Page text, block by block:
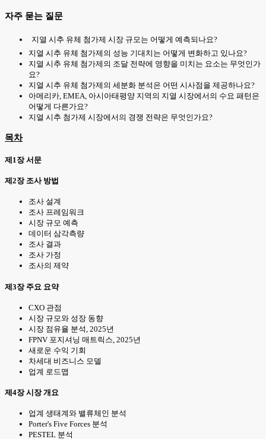
자주 묻는 질문
지열 시추 유체 첨가제 시장 규모는 어떻게 예측되나요?
지열 시추 유체 첨가제의 성능 기대치는 어떻게 변화하고 있나요?
지열 시추 유체 첨가제의 조달 전략에 영향을 미치는 요소는 무엇인가
요?
지열 시추 유체 첨가제의 세분화 분석은 어떤 시사점을 제공하나요?
아메리카, EMEA, 아시아태평양 지역의 지열 시장에서의 수요 패턴은
어떻게 다른가요?
지열 시추 첨가제 시장에서의 경쟁 전략은 무엇인가요?
목차
제1장 서문
제2장 조사 방법
조사 설계
조사 프레임워크
시장 규모 예측
데이터 삼각측량
조사 결과
조사 가정
조사의 제약
제3장 주요 요약
CXO 관점
시장 규모와 성장 동향
시장 점유율 분석, 2025년
FPNV 포지셔닝 매트릭스, 2025년
새로운 수익 기회
차세대 비즈니스 모델
업계 로드맵
제4장 시장 개요
업계 생태계와 밸류체인 분석
Porter's Five Forces 분석
PESTEL 분석